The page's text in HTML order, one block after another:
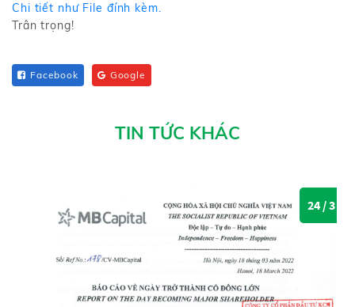
Chi tiết như File đính kèm.
Trân trọng!
Facebook Google
TIN TỨC KHÁC
24 / 3